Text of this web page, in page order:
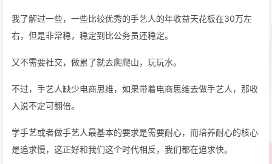
我了解过一些，一些比较优秀的手艺人的年收益天花板在30万左
右，但是非常稳，稳定到比公务员还稳定。
又不需要社交，做累了就去爬爬山，玩玩水。
不过，手艺人缺少电商思维，如果带着电商思维去做手艺人，那收
入说不定可翻倍。
学手艺或者做手艺人最基本的要求是需要耐心，而培养耐心的核心
是追求慢，这正好和我们这个时代相反，我们都在追求快。